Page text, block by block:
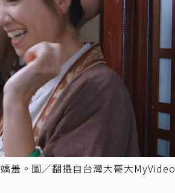
羞。圖／翻攝自台灣大哥大MyVideo